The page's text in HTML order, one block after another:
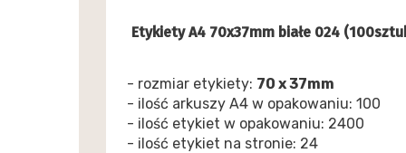
Etykiety A4 70x37mm białe 024
- rozmiar etykiety: 70 x 37mm
- ilość arkuszy A4 w opakowaniu: 100
- ilość etykiet w opakowaniu: 2400
- ilość etykiet na stronie: 24